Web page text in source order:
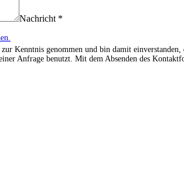
Nachricht *
Kenntnis genommen und bin damit
Anfrage benutzt. Mit dem Absenden des